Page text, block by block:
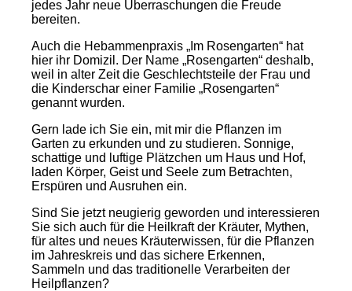
jedes Jahr neue Überraschungen die Freude
bereiten.
Auch die Hebammenpraxis „Im Rosengarten“ hat
hier ihr Domizil. Der Name „Rosengarten“ deshalb,
weil in alter Zeit die Geschlechtsteile der Frau und
die Kinderschar einer Familie „Rosengarten“
genannt wurden.
Gern lade ich Sie ein, mit mir die Pflanzen im
Garten zu erkunden und zu studieren. Sonnige,
schattige und luftige Plätzchen um Haus und Hof,
laden Körper, Geist und Seele zum Betrachten,
Erspüren und Ausruhen ein.
Sind Sie jetzt neugierig geworden und interessieren
Sie sich auch für die Heilkraft der Kräuter, Mythen,
für altes und neues Kräuterwissen, für die Pflanzen
im Jahreskreis und das sichere Erkennen,
Sammeln und das traditionelle Verarbeiten der
Heilpflanzen?